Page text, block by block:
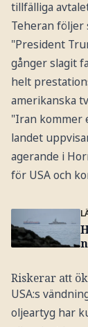
tillfälliga
Teheran följer
"President
gånger slagit
helt
amerikanska
"Iran kommer
landet
agerande i
för USA och
Riskerar att
USA:s
oljeartyg har